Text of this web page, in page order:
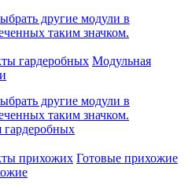
другие модули в
таким значком.
гардеробных Модульная
другие модули в
таким значком.
гардеробных
прихожих Готовые прихожие